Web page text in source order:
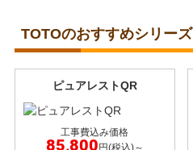
TOTOのおすすめシリーズ
ピュアレストQR
工事費込み価格
85,800